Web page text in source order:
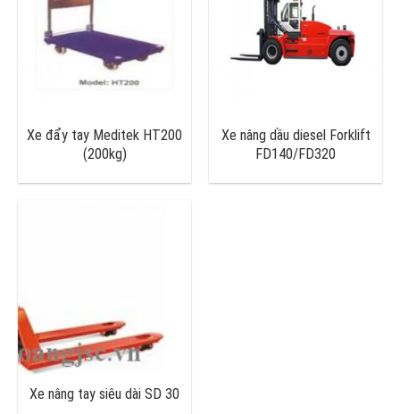
Xe đẩy tay Meditek HT200
(200kg)
Xe nâng dầu diesel Forklift
FD140/FD320
Xe nâng tay siêu dài SD 30